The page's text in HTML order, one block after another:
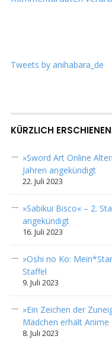
Tweets by anihabara_de
KÜRZLICH
»Sword Art Online
Jahren angekündigt
22. Juli 2023
»Sabikui Bisco« – 2.
angekündigt
16. Juli 2023
»Oshi no Ko:
Staffel
9. Juli 2023
»Ein Zeichen der
Mädchen erhält Anime
8. Juli 2023